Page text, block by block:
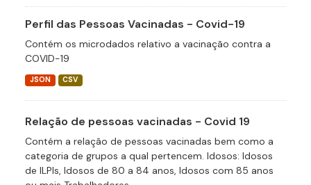
Perfil das Pessoas Vacinadas - Covid-19
Contém os microdados relativo a vacinação contra a
COVID-19
JSON CSV
Relação de pessoas vacinadas - Covid 19
Contém a relação de pessoas vacinadas bem como a
categoria de grupos a qual pertencem. Idosos: Idosos
de ILPIs, Idosos de 80 a 84 anos, Idosos com 85 anos